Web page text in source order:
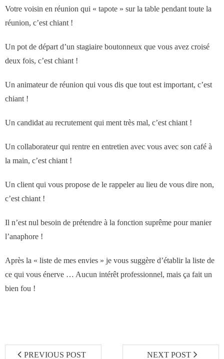
- Formations des managers
commerciaux
- Formations organisationnelles
Dirigeants
- JF Choblet
- Références clients
Contact
Votre voisin en réunion qui « tapote » sur la table pendant toute la
réunion, c’est chiant !
Un pot de départ d’un stagiaire boutonneux que vous avez croisé
deux fois, c’est chiant !
Un animateur de réunion qui vous dis que tout est important, c’est
chiant !
Un candidat au recrutement qui ment très mal, c’est chiant !
Un collaborateur qui rentre en entretien avec vous avec son café à
la main, c’est chiant !
Un client qui vous propose de le rappeler au lieu de vous dire non,
c’est chiant !
Il n’est nul besoin de prétendre à la fonction suprême pour manier
l’anaphore !
Après la « liste de mes envies » je vous suggère d’établir la liste de
ce qui vous énerve … Aucun intérêt professionnel, mais ça fait un
bien fou !
PREVIOUS POST NEXT POST